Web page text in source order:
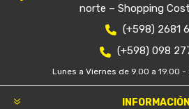
norte – Shopping
(+598) 2681
(+598) 098
Lunes a Viernes de 9.00 a 19.00 -
INFORMACIÓN